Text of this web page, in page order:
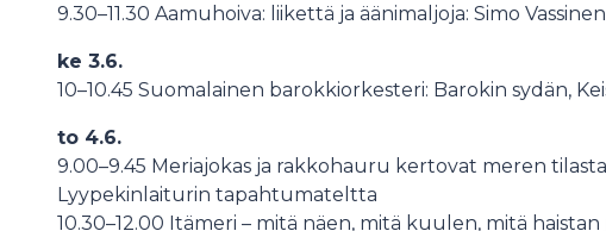
9.30–11.30 Aamuhoiva: liikettä ja äänimaljoja: Simo
ke 3.6.
10–10.45 Suomalainen barokkiorkesteri: Barokin sydän,
to 4.6.
9.00–9.45 Meriajokas ja rakkohauru kertovat meren
Lyypekinlaiturin tapahtumateltta
10.30–12.00 Itämeri – mitä näen, mitä kuulen, mitä